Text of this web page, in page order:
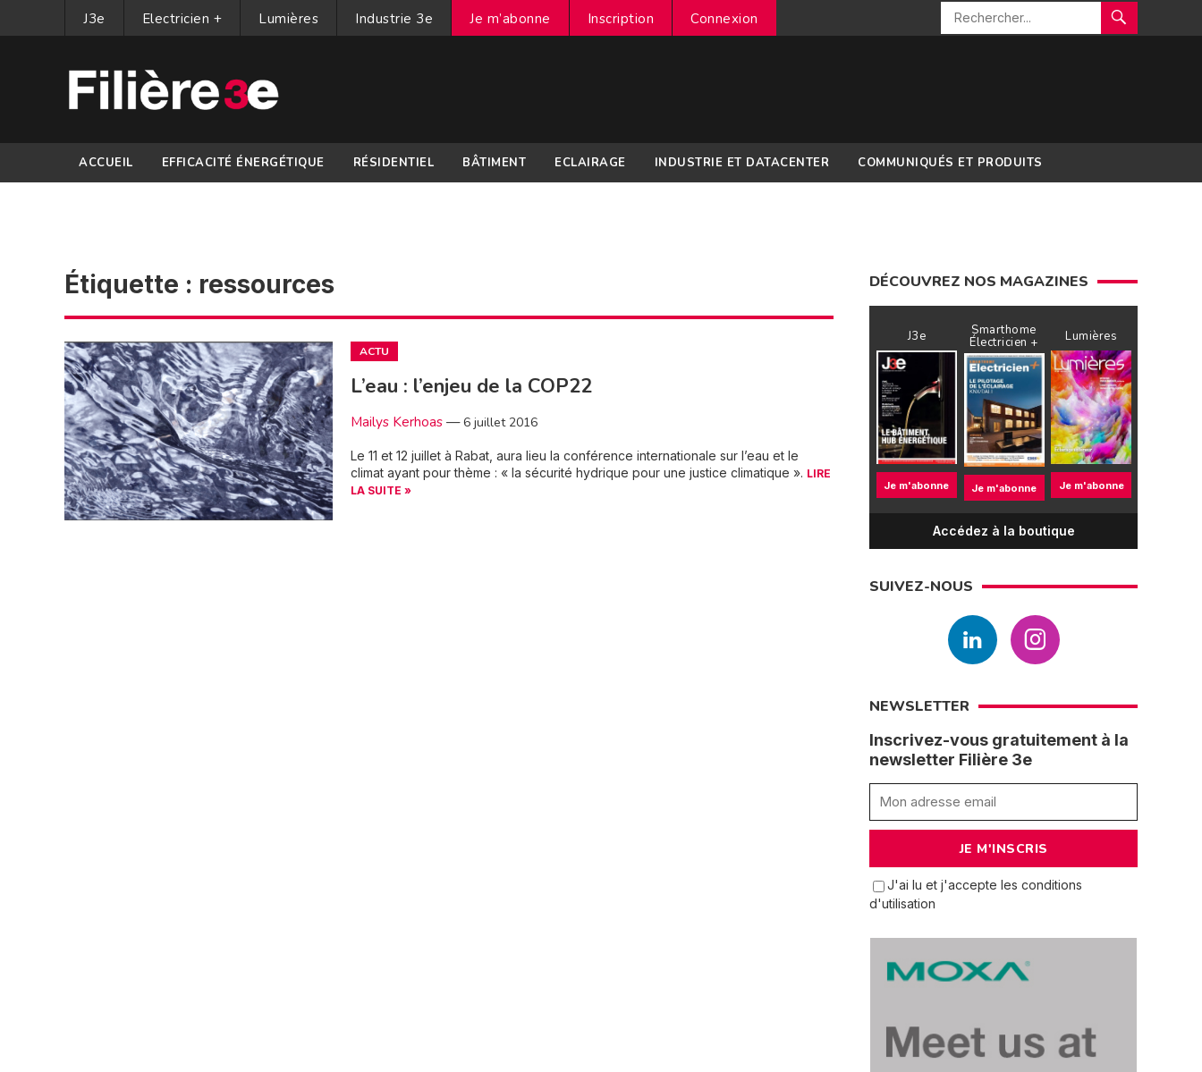
J3e Electricien + Lumières Industrie 3e Je m’abonne Inscription Connexion
ACCUEIL EFFICACITÉ ÉNERGÉTIQUE RÉSIDENTIEL BÂTIMENT ECLAIRAGE INDUSTRIE ET DATACENTER COMMUNIQUÉS ET PRODUITS
Étiquette : ressources
ACTU
L’eau : l’enjeu de la COP22
Mailys Kerhoas—6 juillet 2016
Le 11 et 12 juillet à Rabat, aura lieu la conférence internationale sur l’eau et le
climat ayant pour thème : « la sécurité hydrique pour une justice climatique ». LIRE
LA SUITE »
DÉCOUVREZ NOS MAGAZINES
J3e
Je m'abonne
Smarthome
Électricien +
Je m'abonne
Lumières
Je m'abonne
Accédez à la boutique
SUIVEZ-NOUS
NEWSLETTER
Inscrivez-vous gratuitement à la
newsletter Filière 3e
J'ai lu et j'accepte les conditions
d'utilisation